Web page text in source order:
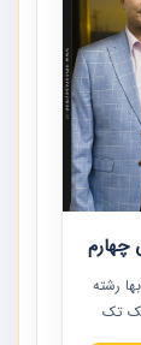
چهارم
رشته
تک تک
این